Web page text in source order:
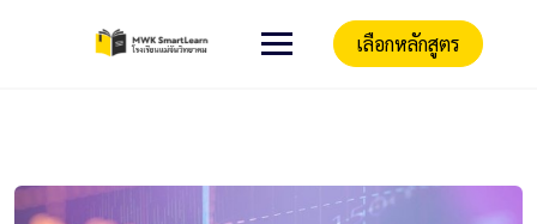
เลือกหลักสูตร